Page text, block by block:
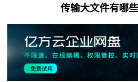
传输大文件有哪